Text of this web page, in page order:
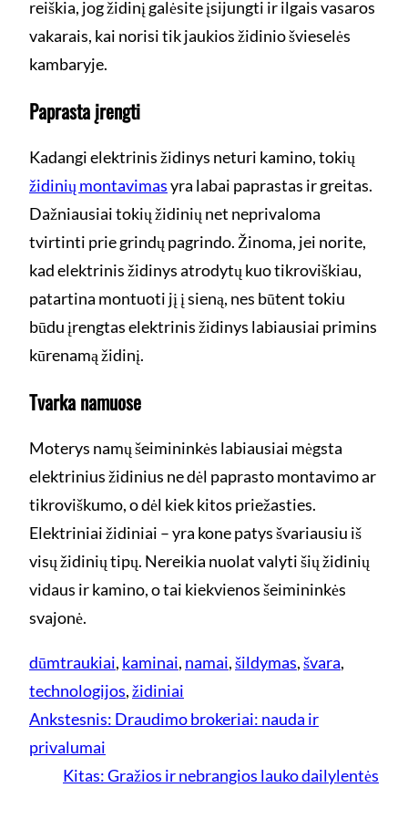
reiškia, jog židinį galėsite įsijungti ir ilgais vasaros
vakarais, kai norisi tik jaukios židinio švieselės
kambaryje.
Paprasta įrengti
Kadangi elektrinis židinys neturi kamino, tokių
židinių montavimasyra labai paprastas ir greitas.
Dažniausiai tokių židinių net neprivaloma
tvirtinti prie grindų pagrindo. Žinoma, jei norite,
kad elektrinis židinys atrodytų kuo tikroviškiau,
patartina montuoti jį į sieną, nes būtent tokiu
būdu įrengtas elektrinis židinys labiausiai primins
kūrenamą židinį.
Tvarka namuose
Moterys namų šeimininkės labiausiai mėgsta
elektrinius židinius ne dėl paprasto montavimo ar
tikroviškumo, o dėl kiek kitos priežasties.
Elektriniai židiniai – yra kone patys švariausiu iš
visų židinių tipų. Nereikia nuolat valyti šių židinių
vidaus ir kamino, o tai kiekvienos šeimininkės
svajonė.
dūmtraukiai, kaminai, namai, šildymas, švara
technologijos, židiniai
Ankstesnis: Draudimo brokeriai: nauda ir
privalumai
Kitas:Gražios ir nebrangios lauko dailylentės